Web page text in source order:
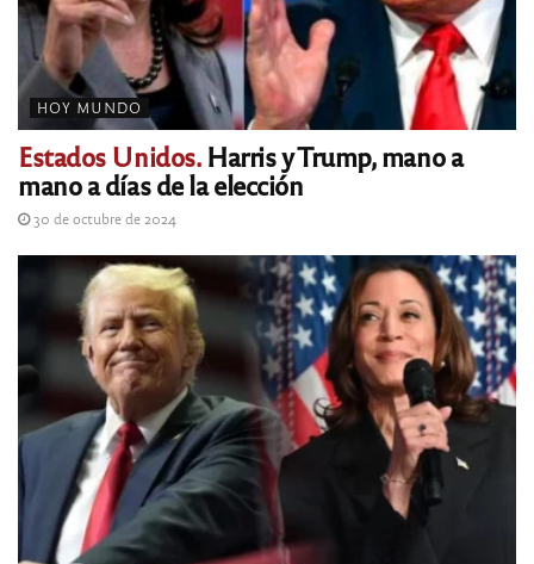
HOY MUNDO
Estados Unidos.Harris y Trump, mano a
mano a días de la elección
30 de octubre de 2024